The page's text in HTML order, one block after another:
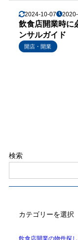
2024-10-07
飲食店開業時に
ンサルガイド
開店・開業
検索
BLOG